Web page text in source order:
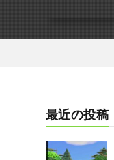
最近の投稿